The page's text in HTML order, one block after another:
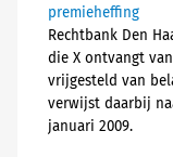
premieheffing
Rechtbank Den
die X ontvangt
vrijgesteld van
verwijst daarbij
januari 2009.